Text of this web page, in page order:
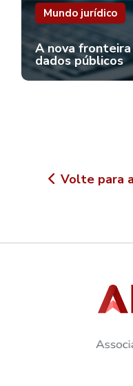
Mundo jurídico
A nova
dados públicos
Volte para